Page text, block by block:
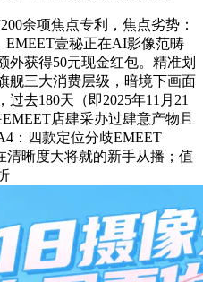
余项焦点专利，焦点劣势：
壹秘正在AI影像范畴
外获得50元现金红包。精准划
舰三大消费层级，暗境下画面
去180天（即2025年11月21
店肆采办过肆意产物且
：四款定位分歧EMEET
清晰度大将就的新手从播；值